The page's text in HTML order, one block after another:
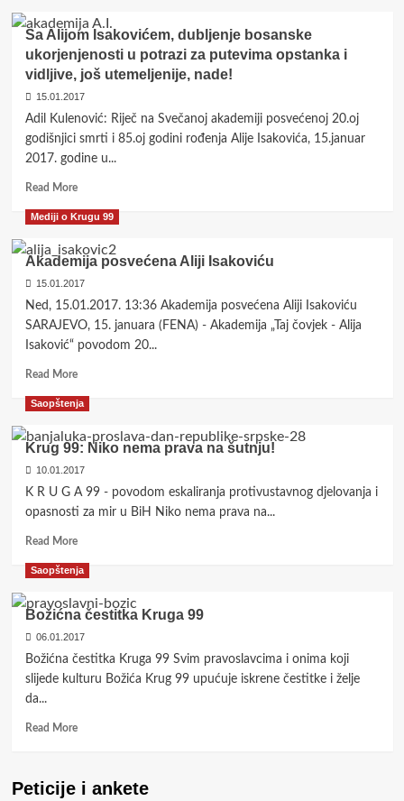
99:
političko
pitanje
izgradnja
odbrambeno-
sigurnosnog
Sa Alijom Isakovićem, dubljenje bosanske
ukorjenjenosti u potrazi za putevima opstanka i
vidljive, još utemeljenije, nade!
15.01.2017
Adil Kulenović: Riječ na Svečanoj akademiji posvećenoj 20.oj
godišnjici smrti i 85.oj godini rođenja Alije Isakovića, 15.januar
2017. godine u...
Read MoreRead
about
Alijom
Isakovićem,
dubljenje
bosanske
ukorjenjenosti
u
za
opstanka
vidljive,
utemeljenije,
nade!
Mediji o Krugu 99
Akademija posvećena Aliji Isakoviću
15.01.2017
Ned, 15.01.2017. 13:36 Akademija posvećena Aliji Isakoviću
SARAJEVO, 15. januara (FENA) - Akademija „Taj čovjek - Alija
Isaković“ povodom 20...
Read MoreRead
about
posvećena
Isakoviću
Saopštenja
Krug 99: Niko nema prava na šutnju!
10.01.2017
K R U G A 99 - povodom eskaliranja protivustavnog djelovanja i
opasnosti za mir u BiH Niko nema prava na...
Read MoreRead
about
99:
nema
prava
na
Saopštenja
Božićna čestitka Kruga 99
06.01.2017
Božićna čestitka Kruga 99 Svim pravoslavcima i onima koji
slijede kulturu Božića Krug 99 upućuje iskrene čestitke i želje
da...
Read MoreRead
čestitka
Peticije i ankete